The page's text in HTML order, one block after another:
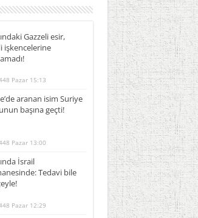
Gazzeli esir,
işkencelerine
Pazar 15:13
aranan isim Suriye
başına geçti!
Pazar 13:00
İsrail
Tedavi bile
Pazar 12:29